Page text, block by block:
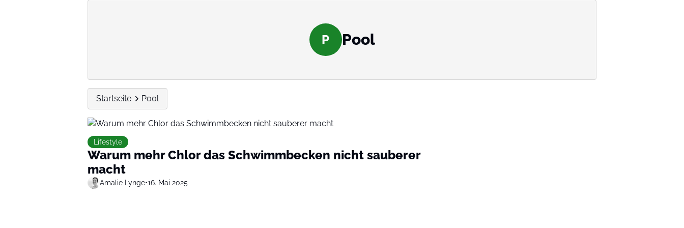
P Pool
Startseite Pool
Lifestyle
Warum mehr Chlor das Schwimmbecken nicht sauberer
macht
Amalie Lynge•16. Mai 2025